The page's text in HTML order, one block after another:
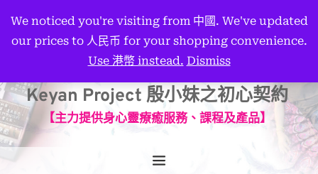
Keyan Project 殷小妹之初心契約
【主力提供身心靈療癒服務、課程及產品】
We noticed you're visiting from 中國. We've updated
our prices to 人民币 for your shopping convenience.
Use 港幣 instead. Dismiss